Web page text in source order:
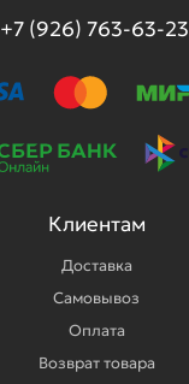
+7 (926) 763-63-23
Клиентам
Доставка
Самовывоз
Оплата
Возврат товара